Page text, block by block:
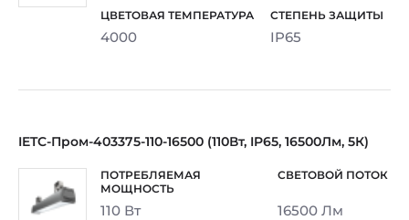
4000 IP65
IETC-Пром-403375-110-16500 (110Вт, IP65, 16500Лм, 5К)
110 Вт 16500 Лм